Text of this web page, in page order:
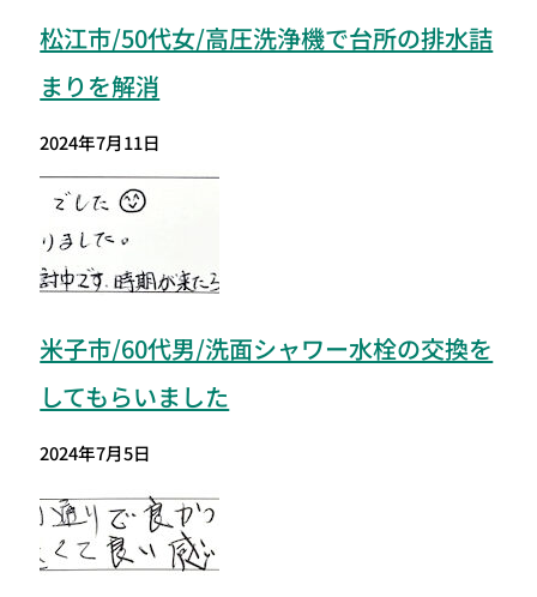
松江市/50代女/高圧洗浄機で台所の排水詰
まりを解消
2024年7月11日
米子市/60代男/洗面シャワー水栓の交換を
してもらいました
2024年7月5日